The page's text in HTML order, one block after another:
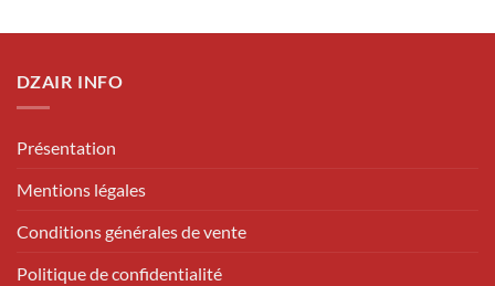
DZAIR INFO
Présentation
Mentions légales
Conditions générales de vente
Politique de confidentialité